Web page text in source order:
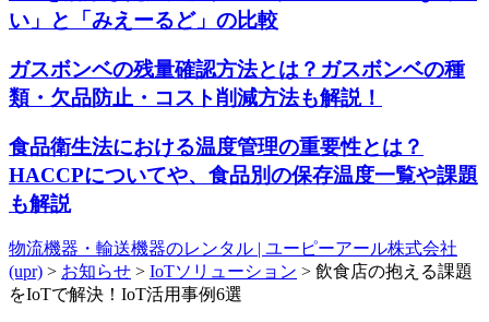
い」と「みえーるど」の比較
ガスボンベの残量確認方法とは？ガスボンベの種
類・欠品防止・コスト削減方法も解説！
食品衛生法における温度管理の重要性とは？
HACCPについてや、食品別の保存温度一覧や課題
も解説
物流機器・輸送機器のレンタル | ユーピーアール株式会社
(upr) > お知らせ > IoTソリューション > 飲食店の抱える課題
をIoTで解決！IoT活用事例6選